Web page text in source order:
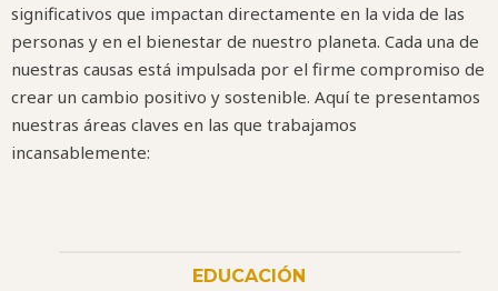
significativos que impactan directamente en la vida de las
personas y en el bienestar de nuestro planeta. Cada una de
nuestras causas está impulsada por el firme compromiso de
crear un cambio positivo y sostenible. Aquí te presentamos
nuestras áreas claves en las que trabajamos
incansablemente:
EDUCACIÓN